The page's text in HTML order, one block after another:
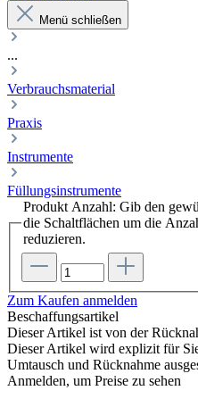
Menü schließen
...
Verbrauchsmaterial
Praxis
Instrumente
Füllungsinstrumente
Produkt Anzahl: Gib den
die Schaltflächen um die
reduzieren.
Zum Kaufen anmelden
Beschaffungsartikel
Dieser Artikel ist von der
Dieser Artikel wird explizit für
Umtausch und Rücknahme
Anmelden, um Preise zu sehen